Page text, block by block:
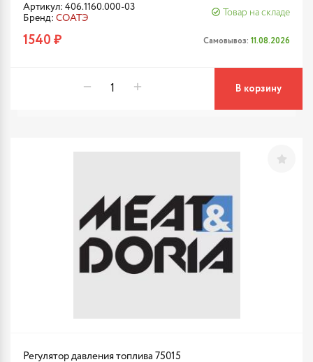
Артикул: 406.1160.000-03
Бренд: СОАТЭ
Товар на складе
1540 ₽ Самовывоз: 11.08.2026
В корзину
Регулятор давления топлива 75015